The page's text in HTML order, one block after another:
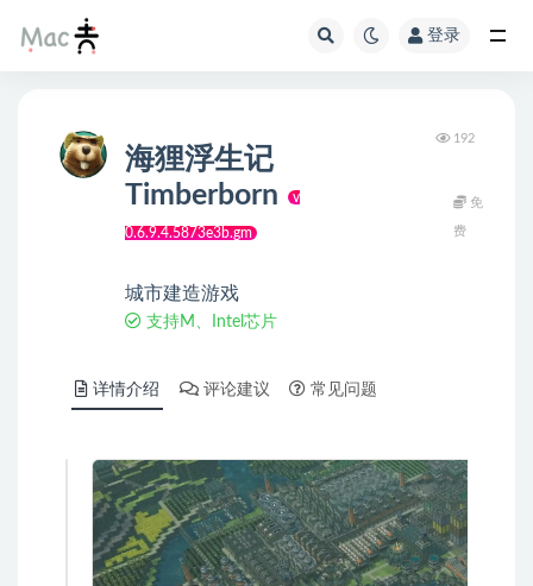
登录
海狸浮生记
Timberborn
v
0.6.9.4.5873e3b.gm
城市建造游戏
支持M、Intel芯片
192
免
费
详情介绍 评论建议 常见问题